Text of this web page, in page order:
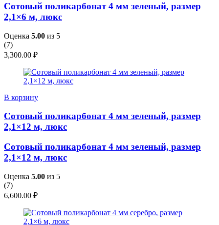
Сотовый поликарбонат 4 мм зеленый, размер
2,1×6 м, люкс
Оценка 5.00 из 5
(7)
3,300.00 ₽
В корзину
Сотовый поликарбонат 4 мм зеленый, размер
2,1×12 м, люкс
Сотовый поликарбонат 4 мм зеленый, размер
2,1×12 м, люкс
Оценка 5.00 из 5
(7)
6,600.00 ₽